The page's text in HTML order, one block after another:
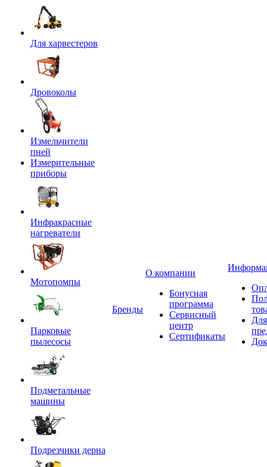
Для харвестеров
Дровоколы
Измельчители
пней
Измерительные
приборы
Инфракрасные
нагреватели
Мотопомпы
Парковые
пылесосы
Подметальные
машины
Подрезчики дерна
Бренды
О компании
Бонусная
программа
Сервисный
центр
Сертификаты
Для